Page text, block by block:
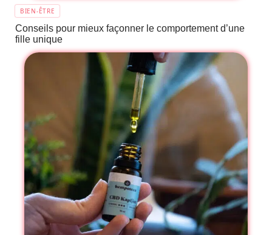
BIEN-ÊTRE
Conseils pour mieux façonner le comportement d’une
fille unique